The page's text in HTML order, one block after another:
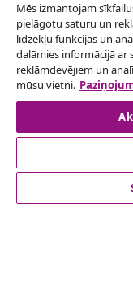
Atteikties no
Iesniegt
pasūtījuma.
klientu
Mēs izmantojam
pielāgotu saturu un
līdzekļu funkcijas un
dalāmies informācijā ar
reklāmdevējiem un
mūsu vietni.